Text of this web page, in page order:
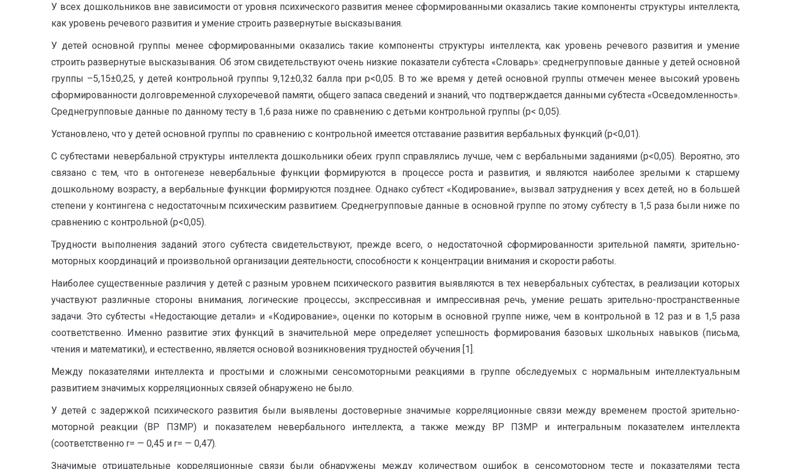
У всех дошкольников вне зависимости от уровня психического развития менее сформированными оказались такие компоненты структуры интеллекта,
как уровень речевого развития и умение строить развернутые высказывания.
У детей основной группы менее сформированными оказались такие компоненты структуры интеллекта, как уровень речевого развития и умение
строить развернутые высказывания. Об этом свидетельствуют очень низкие показатели субтеста «Словарь»: среднегрупповые данные у детей основной
группы –5,15±0,25, у детей контрольной группы 9,12±0,32 балла при р<0,05. В то же время у детей основной группы отмечен менее высокий уровень
сформированности долговременной слухоречевой памяти, общего запаса сведений и знаний, что подтверждается данными субтеста «Осведомленность».
Среднегрупповые данные по данному тесту в 1,6 раза ниже по сравнению с детьми контрольной группы (р< 0,05).
Установлено, что у детей основной группы по сравнению с контрольной имеется отставание развития вербальных функций (р<0,01).
С субтестами невербальной структуры интеллекта дошкольники обеих групп справлялись лучше, чем с вербальными заданиями (р<0,05). Вероятно, это
связано с тем, что в онтогенезе невербальные функции формируются в процессе роста и развития, и являются наиболее зрелыми к старшему
дошкольному возрасту, а вербальные функции формируются позднее. Однако субтест «Кодирование», вызвал затруднения у всех детей, но в большей
степени у контингена с недостаточным психическим развитием. Среднегрупповые данные в основной группе по этому субтесту в 1,5 раза были ниже по
сравнению с контрольной (р<0,05).
Трудности выполнения заданий этого субтеста свидетельствуют, прежде всего, о недостаточной сформированности зрительной памяти, зрительно-
моторных координаций и произвольной организации деятельности, способности к концентрации внимания и скорости работы.
Наиболее существенные различия у детей с разным уровнем психического развития выявляются в тех невербальных субтестах, в реализации которых
участвуют различные стороны внимания, логические процессы, экспрессивная и импрессивная речь, умение решать зрительно-пространственные
задачи. Это субтесты «Недостающие детали» и «Кодирование», оценки по которым в основной группе ниже, чем в контрольной в 12 раз и в 1,5 раза
соответственно. Именно развитие этих функций в значительной мере определяет успешность формирования базовых школьных навыков (письма,
чтения и математики), и естественно, является основой возникновения трудностей обучения [1].
Между показателями интеллекта и простыми и сложными сенсомоторными реакциями в группе обследуемых с нормальным интеллектуальным
развитием значимых корреляционных связей обнаружено не было.
У детей с задержкой психического развития были выявлены достоверные значимые корреляционные связи между временем простой зрительно-
моторной реакции (ВР ПЗМР) и показателем невербального интеллекта, а также между ВР ПЗМР и интегральным показателем интеллекта
(соответственно r= — 0,45 и r= — 0,47).
Значимые отрицательные корреляционные связи были обнаружены между количеством ошибок в сенсомоторном тесте и показателями теста